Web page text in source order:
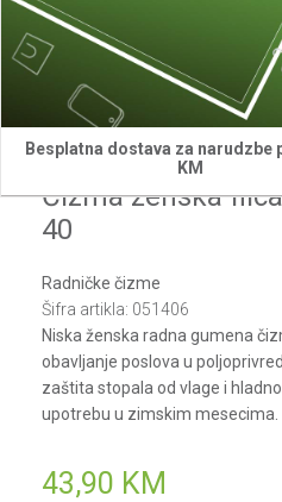
Besplatna dostava za narudzbe
KM
Tigar
Čizma ženska
40
Radničke čizme
Šifra artikla: 051406
Niska ženska radna gumena
obavljanje poslova u
zaštita stopala od vlage i
upotrebu u zimskim mesecima.
43,90 KM